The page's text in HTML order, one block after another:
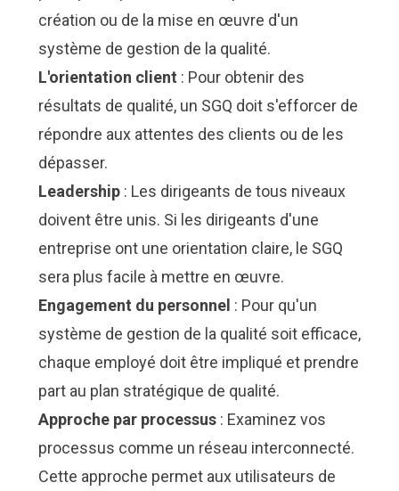
création ou de la mise en œuvre d'un
système de gestion de la qualité.
L'orientation client : Pour obtenir des
résultats de qualité, un SGQ doit s'efforcer de
répondre aux attentes des clients ou de les
dépasser.
Leadership: Les dirigeants de tous niveaux
doivent être unis. Si les dirigeants d'une
entreprise ont une orientation claire, le SGQ
sera plus facile à mettre en œuvre.
Engagement du personnel : Pour qu'un
système de gestion de la qualité soit efficace,
chaque employé doit être impliqué et prendre
part au plan stratégique de qualité.
Approche par processus: Examinez vos
processus comme un réseau interconnecté.
Cette approche permet aux utilisateurs de